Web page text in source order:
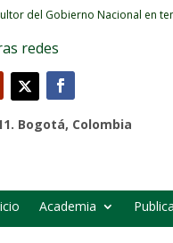
del Gobierno Nacional en
redes
Bogotá, Colombia
Academia